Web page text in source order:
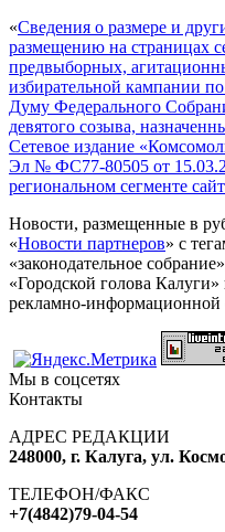
«Сведения о размере и
размещению на страницах
предвыборных,
избирательной кампании
Думу Федерального
девятого созыва,
Сетевое издание
Эл № ФС77-80505 от
региональном сегменте
Новости, размещенные в
«Новости партнеров» с
«законодательное
«Городской голова
рекламно-информационной
Мы в соцсетях
Контакты
АДРЕС РЕДАКЦИИ
248000, г. Калуга, ул.
ТЕЛЕФОН/ФАКС
+7(4842)79-04-54